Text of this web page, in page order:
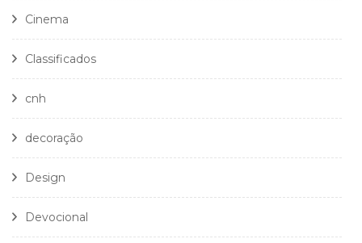
Cinema
Classificados
cnh
decoração
Design
Devocional